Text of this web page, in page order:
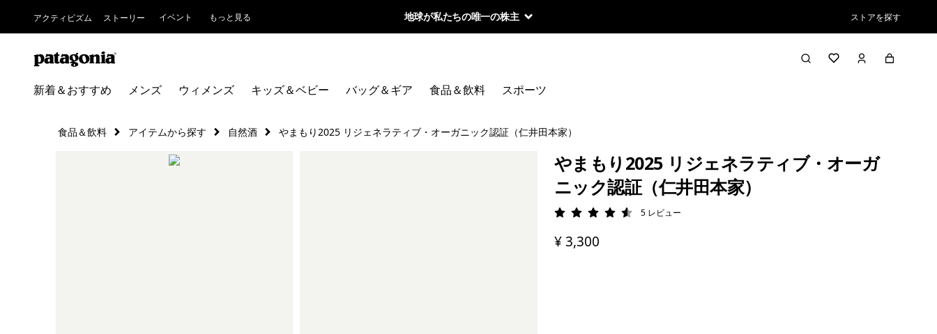
アクティビズム ストーリー イベント もっと見る 地球が私たちの唯一の株主 ストアを探す
新着＆おすすめ メンズ ウィメンズ キッズ＆ベビー バッグ＆ギア 食品＆飲料 スポーツ
食品＆飲料 アイテムから探す 自然酒 やまもり2025 リジェネラティブ・オーガニック認証（仁井田本家）
やまもり2025 リジェネラティブ・オーガ
ニック認証（仁井田本家）
評価: 4.6 / 5
5 レビュー
¥ 3,300